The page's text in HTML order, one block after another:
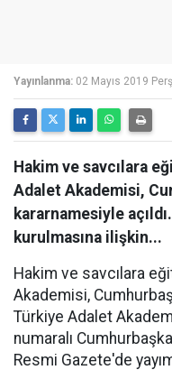
Yayınlanma: 02 Mayıs 2019
Hakim ve savcılara
Adalet Akademisi,
kararnamesiyle
kurulmasına ilişkin...
Hakim ve savcılara
Akademisi,
Türkiye Adalet
numaralı
Resmi Gazete'de